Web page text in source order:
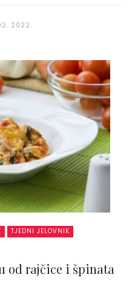
2022.
TJEDNI JELOVNIK
od rajčice i špinata